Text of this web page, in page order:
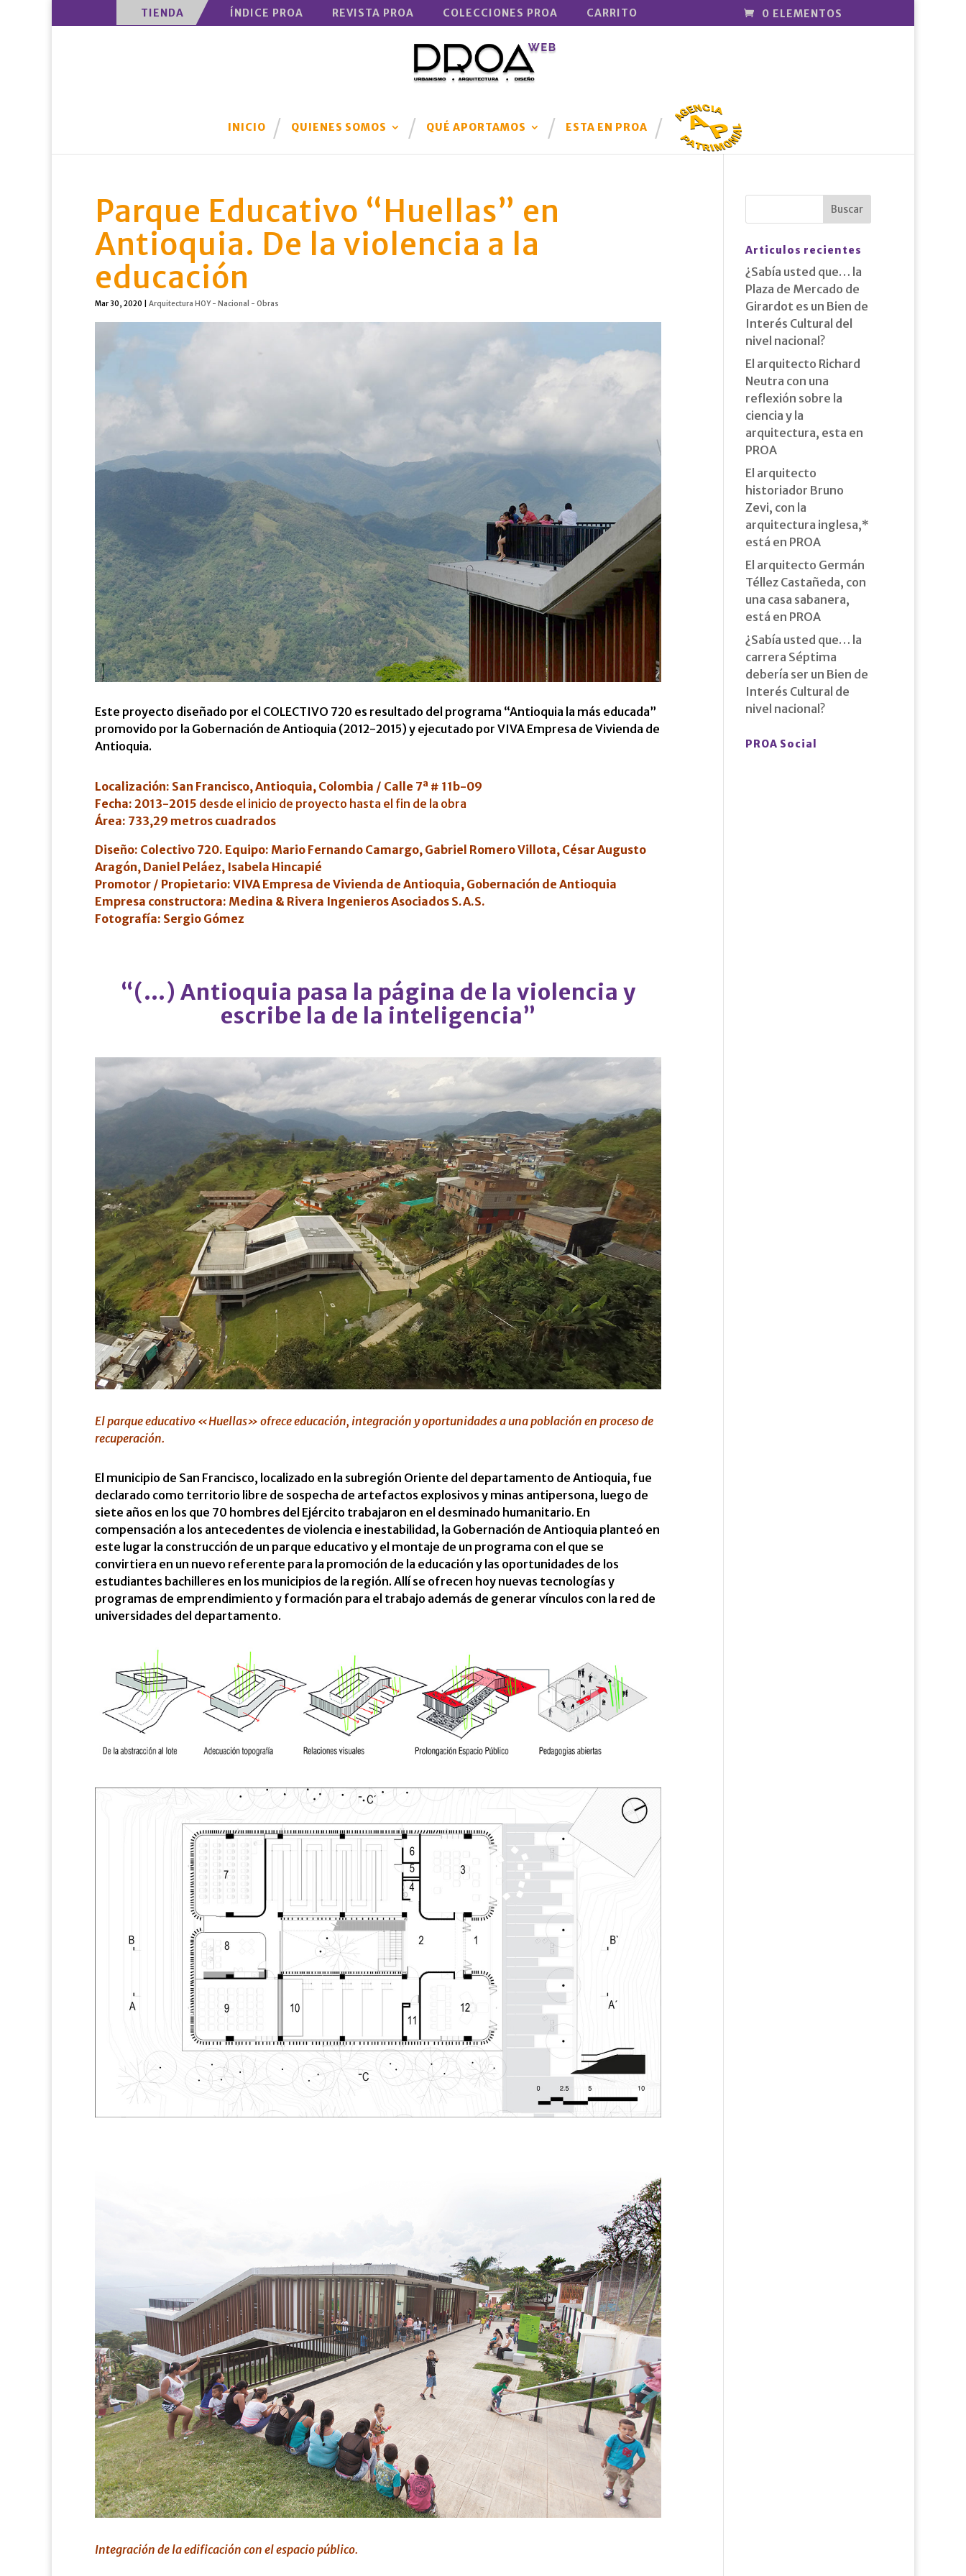
TIENDA ÍNDICE PROA REVISTA PROA COLECCIONES PROA CARRITO 0 ELEMENTOS
INICIO QUIENES SOMOS QUÉ APORTAMOS ESTA EN PROA
AGENCIA
PATRIMONI
AL
Parque Educativo “Huellas” en
Antioquia. De la violencia a la
educación
Mar 30, 2020 Arquitectura HOY - Nacional - Obras
Este proyecto diseñado por el COLECTIVO 720 es resultado del programa “Antioquia la más educada”
promovido por la Gobernación de Antioquia (2012-2015) y ejecutado por VIVA Empresa de Vivienda de
Antioquia.
Localización: San Francisco, Antioquia, Colombia / Calle 7ª # 11b-09
Fecha: 2013-2015 desde el inicio de proyecto hasta el fin de la obra
Área: 733,29 metros cuadrados
Diseño: Colectivo 720. Equipo: Mario Fernando Camargo, Gabriel Romero Villota, César Augusto
Aragón, Daniel Peláez, Isabela Hincapié
Promotor / Propietario: VIVA Empresa de Vivienda de Antioquia, Gobernación de Antioquia
Empresa constructora: Medina & Rivera Ingenieros Asociados S.A.S.
Fotografía: Sergio Gómez
“(…) Antioquia pasa la página de la violencia y
escribe la de la inteligencia”
El parque educativo «Huellas» ofrece educación, integración y oportunidades a una población en proceso de
recuperación.
El municipio de San Francisco, localizado en la subregión Oriente del departamento de Antioquia, fue
declarado como territorio libre de sospecha de artefactos explosivos y minas antipersona, luego de
siete años en los que 70 hombres del Ejército trabajaron en el desminado humanitario. En
compensación a los antecedentes de violencia e inestabilidad, la Gobernación de Antioquia planteó en
este lugar la construcción de un parque educativo y el montaje de un programa con el que se
convirtiera en un nuevo referente para la promoción de la educación y las oportunidades de los
estudiantes bachilleres en los municipios de la región. Allí se ofrecen hoy nuevas tecnologías y
programas de emprendimiento y formación para el trabajo además de generar vínculos con la red de
universidades del departamento.
Integración de la edificación con el espacio público.
Articulos recientes
¿Sabía usted que… la
Plaza de Mercado de
Girardot es un Bien de
Interés Cultural del
nivel nacional?
El arquitecto Richard
Neutra con una
reflexión sobre la
ciencia y la
arquitectura, esta en
PROA
El arquitecto
historiador Bruno
Zevi, con la
arquitectura inglesa,*
está en PROA
El arquitecto Germán
Téllez Castañeda, con
una casa sabanera,
está en PROA
¿Sabía usted que… la
carrera Séptima
debería ser un Bien de
Interés Cultural de
nivel nacional?
PROA Social